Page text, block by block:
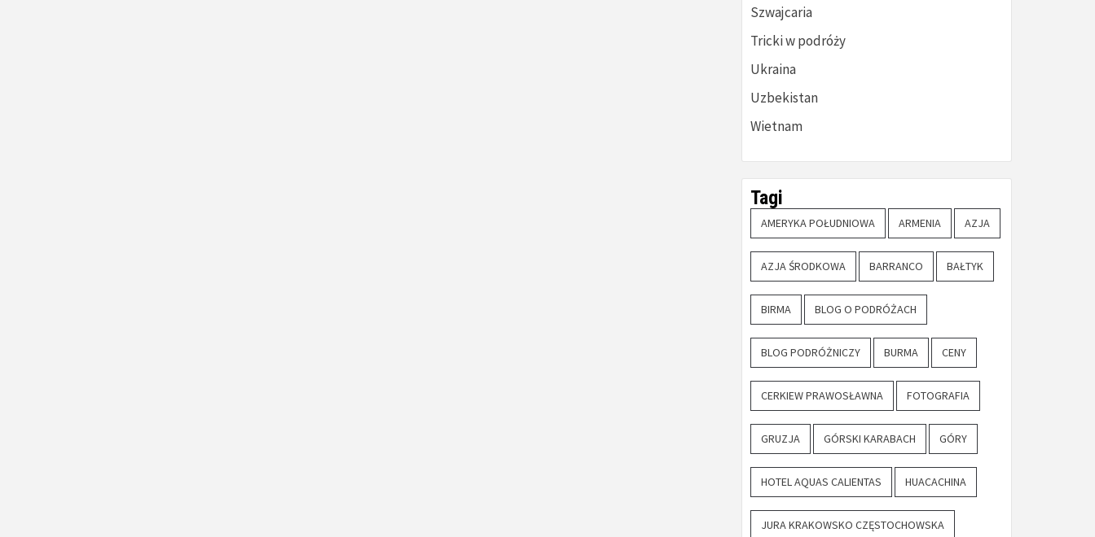
Szwajcaria
Tricki w podróży
Ukraina
Uzbekistan
Wietnam
Tagi
AMERYKA POŁUDNIOWA ARMENIA AZJA
AZJA ŚRODKOWA BARRANCO BAŁTYK
BIRMA BLOG O PODRÓŻACH
BLOG PODRÓŻNICZY BURMA CENY
CERKIEW PRAWOSŁAWNA FOTOGRAFIA
GRUZJA GÓRSKI KARABACH GÓRY
HOTEL AQUAS CALIENTAS HUACACHINA
JURA KRAKOWSKO CZĘSTOCHOWSKA